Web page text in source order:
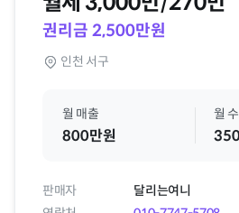
권리금 2,500만원
인천 서구
월 매출
800만원
월
판매자
달리는여니